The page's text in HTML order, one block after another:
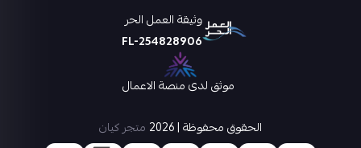
وثيقة العمل الحر
FL-254828906
موثق لدى منصة الاعمال
الحقوق محفوظة | 2026
متجر كيان